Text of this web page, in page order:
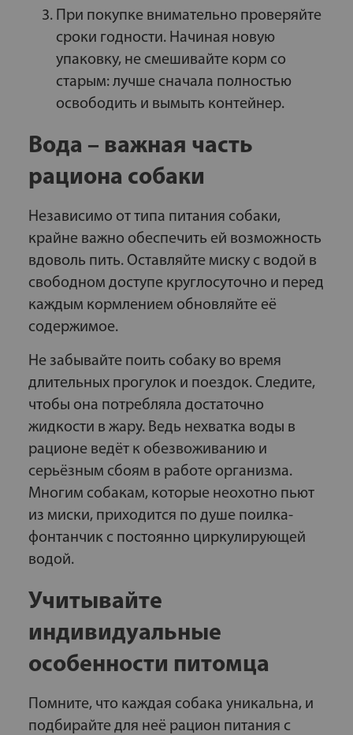
При покупке внимательно проверяйте
сроки годности. Начиная новую
упаковку, не смешивайте корм со
старым: лучше сначала полностью
освободить и вымыть контейнер.
Вода – важная часть
рациона собаки
Независимо от типа питания собаки,
крайне важно обеспечить ей возможность
вдоволь пить. Оставляйте миску с водой в
свободном доступе круглосуточно и перед
каждым кормлением обновляйте её
содержимое.
Не забывайте поить собаку во время
длительных прогулок и поездок. Следите,
чтобы она потребляла достаточно
жидкости в жару. Ведь нехватка воды в
рационе ведёт к обезвоживанию и
серьёзным сбоям в работе организма.
Многим собакам, которые неохотно пьют
из миски, приходится по душе поилка-
фонтанчик с постоянно циркулирующей
водой.
Учитывайте
индивидуальные
особенности питомца
Помните, что каждая собака уникальна, и
подбирайте для неё рацион питания с